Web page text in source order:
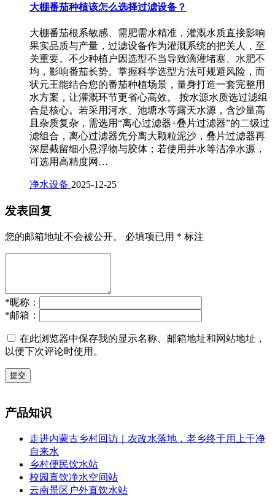
大棚番茄种植该怎么选择过滤设备？
大棚番茄根系敏感、需肥需水精准，灌溉水质直接影响
果实品质与产量，过滤设备作为灌溉系统的把关人，至
关重要。不少种植户因选型不当导致滴灌堵塞、水肥不
均，影响番茄长势。掌握科学选型方法可规避风险，而
状元王能结合您的番茄种植场景，量身打造一套完整用
水方案，让灌溉环节更省心高效。 按水源水质选过滤组
合是核心。若采用河水、池塘水等露天水源，含沙量高
且杂质复杂，需选用“离心过滤器+叠片过滤器”的二级过
滤组合，离心过滤器先分离大颗粒泥沙，叠片过滤器再
深层截留细小悬浮物与胶体；若使用井水等洁净水源，
可选用高精度网…
净水设备 2025-12-25
发表回复
您的邮箱地址不会被公开。 必填项已用 * 标注
*昵称：
*邮箱：
在此浏览器中保存我的显示名称、邮箱地址和网站地址，
以便下次评论时使用。
提交
产品知识
走进内蒙古乡村回访｜农改水落地，老乡终于用上干净
自来水
乡村便民饮水站
校园直饮净水空间站
云南景区户外直饮水站